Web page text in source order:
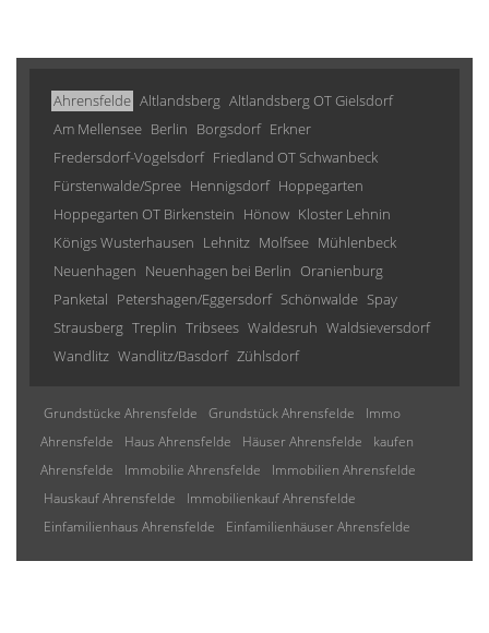
Ahrensfelde Altlandsberg Altlandsberg OT Gielsdorf
Am Mellensee Berlin Borgsdorf Erkner
Fredersdorf-Vogelsdorf Friedland OT Schwanbeck
Fürstenwalde/Spree Hennigsdorf Hoppegarten
Hoppegarten OT Birkenstein Hönow Kloster Lehnin
Königs Wusterhausen Lehnitz Molfsee Mühlenbeck
Neuenhagen Neuenhagen bei Berlin Oranienburg
Panketal Petershagen/Eggersdorf Schönwalde Spay
Strausberg Treplin Tribsees Waldesruh Waldsieversdorf
Wandlitz Wandlitz/Basdorf Zühlsdorf
Grundstücke Ahrensfelde Grundstück Ahrensfelde
Immo
Ahrensfelde
Haus Ahrensfelde Häuser Ahrensfelde
kaufen
Ahrensfelde
Immobilie Ahrensfelde
Immobilien Ahrensfelde
Hauskauf Ahrensfelde
Immobilienkauf Ahrensfelde
Einfamilienhaus Ahrensfelde
Einfamilienhäuser Ahrensfelde